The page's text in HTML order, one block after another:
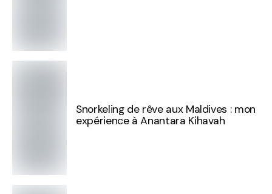
Snorkeling de rêve aux Maldives : mon
expérience à Anantara Kihavah